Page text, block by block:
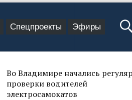
Спецпроекты Эфиры
Во Владимире начались
проверки водителей
электросамокатов